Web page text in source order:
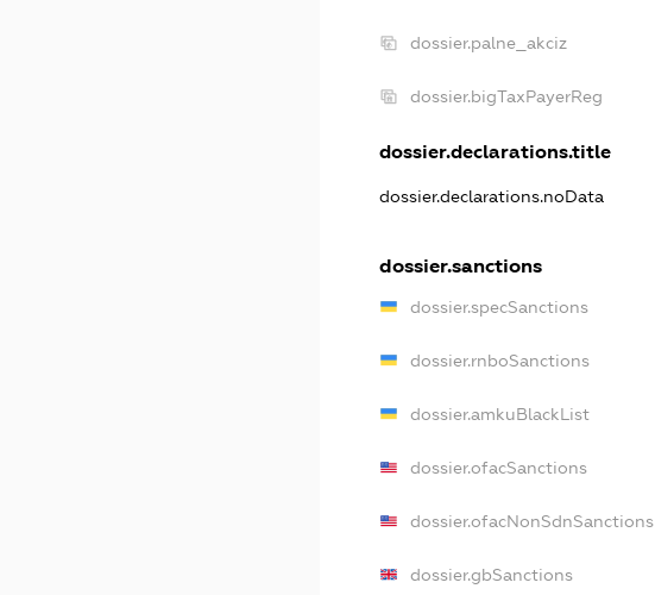
dossier.palne_akciz
dossier.bigTaxPayerReg
dossier.declarations.title
dossier.declarations.noData
dossier.sanctions
dossier.specSanctions
dossier.rnboSanctions
dossier.amkuBlackList
dossier.ofacSanctions
dossier.ofacNonSdnSanctions
dossier.gbSanctions